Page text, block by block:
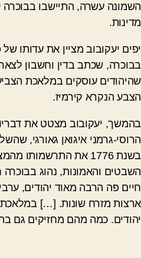
השמונה עשרה, התיישבו בבוכרה
מדינות.
יפים יעקובוב מציין את עדותו של
שהיהודים עוסקים במלאכת
הצבע הנקרא קירמיז.
בהמשך, יעקובוב מצטט את
הרוסי-גרמני איגואן גאורגי,
בשנת 1776 את
השבטים והאמונות, נהוג
חיים פה הרבה מאוד יהודים,
ארצות מזרח שונות. […]
יהודים. כמה מהם מחזיקים גם